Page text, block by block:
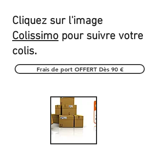
Cliquez sur l'image
Colissimo pour suivre votre
colis.
Frais de port OFFERT Dès 90 €